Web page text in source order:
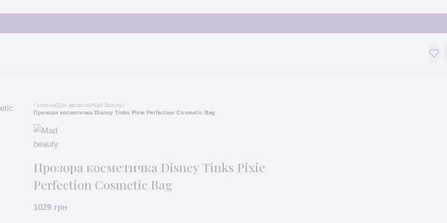
Головна/Для дівчаток/Mad Beauty/
Прозора косметичка Disney Tinks Pixie Perfection Cosmetic Bag
Прозора косметичка Disney Tinks Pixie
Perfection Cosmetic Bag
1029 грн